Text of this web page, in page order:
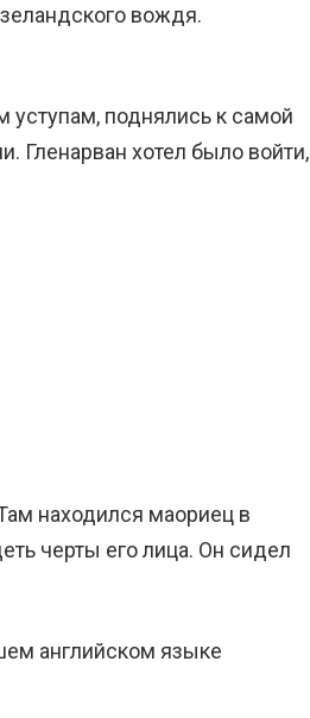
вождя.
уступам, поднялись к самой
Гленарван хотел было войти,
находился маориец в
черты его лица. Он сидел
английском языке